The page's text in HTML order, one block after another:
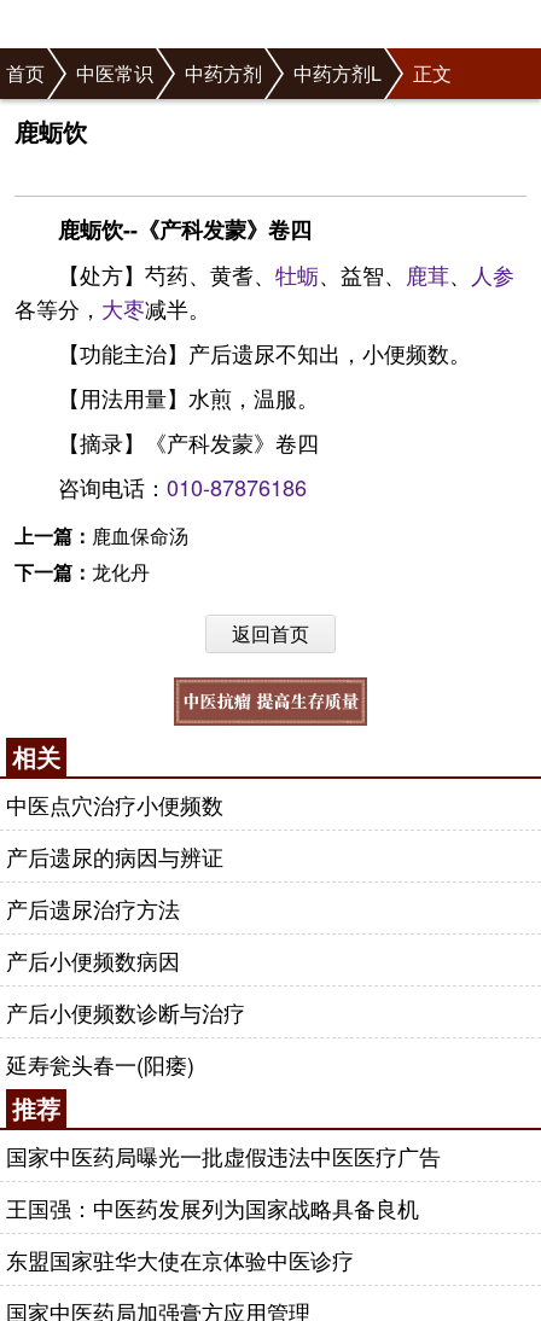
首页 中医常识 中药方剂 中药方剂L 正文
鹿蛎饮
鹿蛎饮--《产科发蒙》卷四
【处方】芍药、黄耆、 牡蛎、益智、 鹿茸、
人参
各等分， 大枣减半。
【功能主治】产后遗尿不知出，小便频数。
【用法用量】水煎，温服。
【摘录】《产科发蒙》卷四
咨询电话： 010-87876186
上一篇： 鹿血保命汤
下一篇： 龙化丹
返回首页
相关
中医点穴治疗小便频数
产后遗尿的病因与辨证
产后遗尿治疗方法
产后小便频数病因
产后小便频数诊断与治疗
延寿瓮头春一(阳痿)
推荐
国家中医药局曝光一批虚假违法中医医疗广告
王国强：中医药发展列为国家战略具备良机
东盟国家驻华大使在京体验中医诊疗
国家中医药局加强膏方应用管理